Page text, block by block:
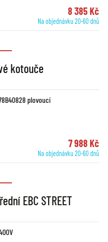
8 385 Kč
Na objednávku 20-60 dnů
kotouče
plovoucí
7 988 Kč
Na objednávku 20-60 dnů
EBC STREET